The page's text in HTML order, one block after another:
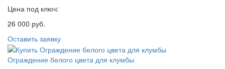
Цена под ключ:
26 000 руб.
Оставить заявку
Ограждение белого цвета для клумбы